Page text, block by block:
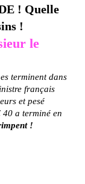
! Quelle
!
le
terminent dans
français
et pesé
a terminé en
!